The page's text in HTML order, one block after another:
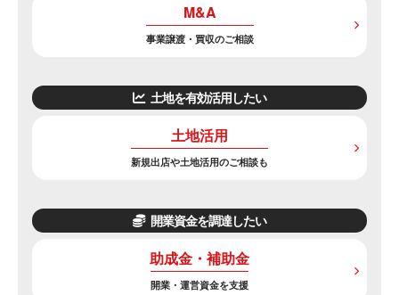
M&A
事業譲渡・買収のご相談
土地を有効活用したい
土地活用
新規出店や土地活用のご相談も
開業資金を調達したい
助成金・補助金
開業・運営資金を支援